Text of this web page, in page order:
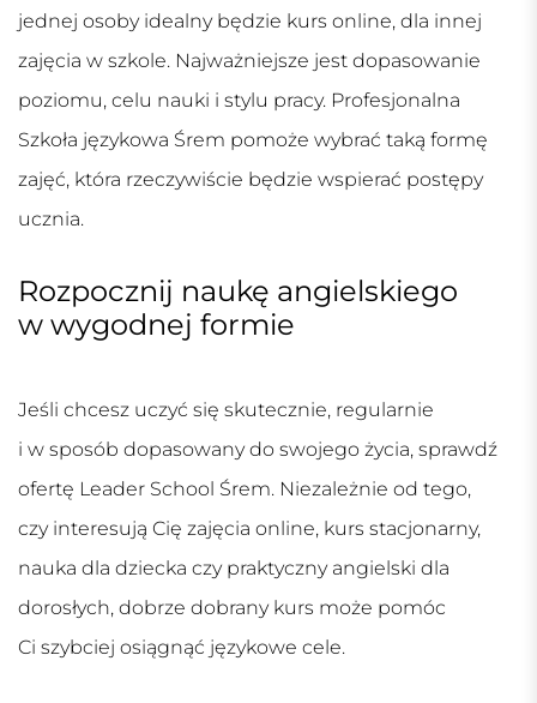
jednej osoby idealny będzie kurs online, dla innej
zajęcia w szkole. Najważniejsze jest dopasowanie
poziomu, celu nauki i stylu pracy. Profesjonalna
Szkoła językowa Śrem pomoże wybrać taką formę
zajęć, która rzeczywiście będzie wspierać postępy
ucznia.
Rozpocznij naukę angielskiego
w wygodnej formie
Jeśli chcesz uczyć się skutecznie, regularnie
i w sposób dopasowany do swojego życia, sprawdź
ofertę Leader School Śrem. Niezależnie od tego,
czy interesują Cię zajęcia online, kurs stacjonarny,
nauka dla dziecka czy praktyczny angielski dla
dorosłych, dobrze dobrany kurs może pomóc
Ci szybciej osiągnąć językowe cele.